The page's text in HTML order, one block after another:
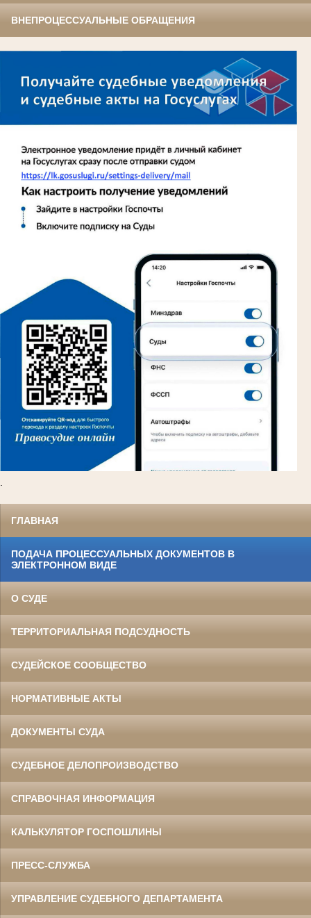
ВНЕПРОЦЕССУАЛЬНЫЕ ОБРАЩЕНИЯ
.
ГЛАВНАЯ
ПОДАЧА ПРОЦЕССУАЛЬНЫХ ДОКУМЕНТОВ В
ЭЛЕКТРОННОМ ВИДЕ
О СУДЕ
ТЕРРИТОРИАЛЬНАЯ ПОДСУДНОСТЬ
СУДЕЙСКОЕ СООБЩЕСТВО
НОРМАТИВНЫЕ АКТЫ
ДОКУМЕНТЫ СУДА
СУДЕБНОЕ ДЕЛОПРОИЗВОДСТВО
СПРАВОЧНАЯ ИНФОРМАЦИЯ
КАЛЬКУЛЯТОР ГОСПОШЛИНЫ
ПРЕСС-СЛУЖБА
УПРАВЛЕНИЕ СУДЕБНОГО ДЕПАРТАМЕНТА